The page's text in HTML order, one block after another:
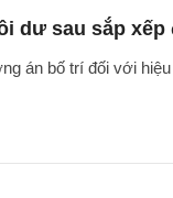
dư sau sắp
án bố trí đối với